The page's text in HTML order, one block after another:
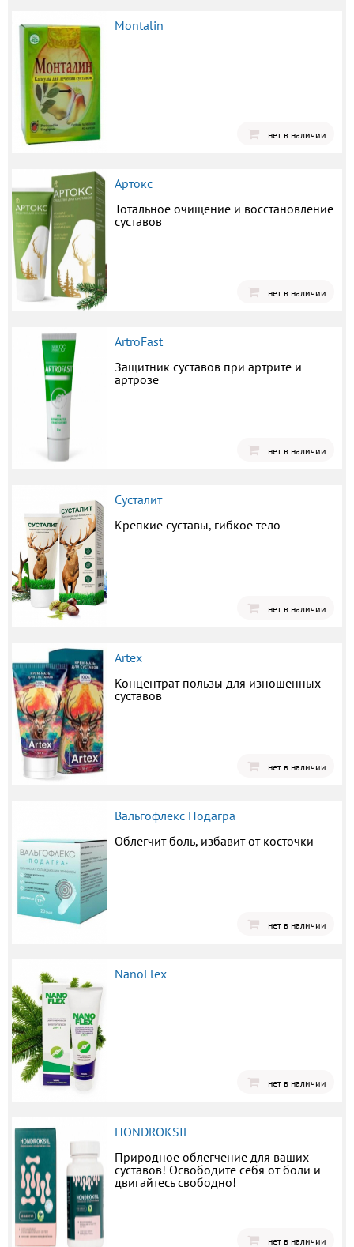
Montalin
нет в наличии
Артокс
Тотальное очищение и восстановление
суставов
нет в наличии
ArtroFast
Защитник суставов при артрите и
артрозе
нет в наличии
Сусталит
Крепкие суставы, гибкое тело
нет в наличии
Artex
Концентрат пользы для изношенных
суставов
нет в наличии
Вальгофлекс Подагра
Облегчит боль, избавит от косточки
нет в наличии
NanoFlex
нет в наличии
HONDROKSIL
Природное облегчение для ваших
суставов! Освободите себя от боли и
двигайтесь свободно!
нет в наличии